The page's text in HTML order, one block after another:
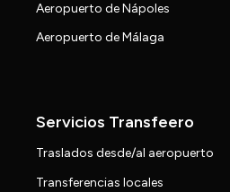
Aeropuerto de Nápoles
Aeropuerto de Málaga
Servicios Transfeero
Traslados desde/al aeropuerto
Transferencias locales